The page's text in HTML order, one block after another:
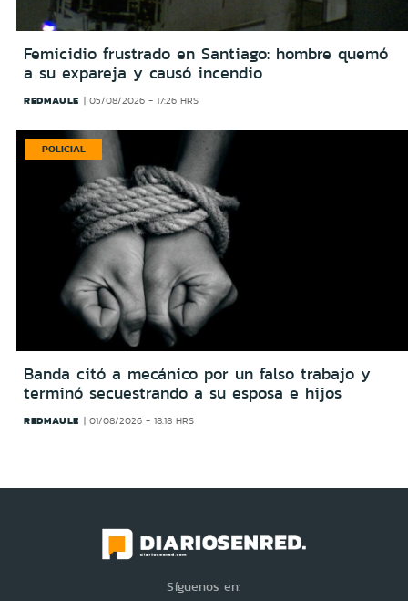
Femicidio frustrado en Santiago: hombre quemó
a su expareja y causó incendio
REDMAULE 05/08/2026 - 17:26 HRS
POLICIAL
Banda citó a mecánico por un falso trabajo y
terminó secuestrando a su esposa e hijos
REDMAULE 01/08/2026 - 18:18 HRS
Síguenos en: